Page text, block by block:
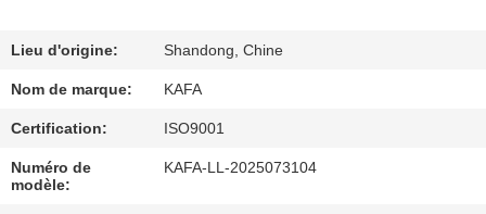
NOUS
VISITE
DE
Lieu d'origine: Shandong, Chine
Nom de marque: KAFA
Certification: ISO9001
Numéro de
modèle:
KAFA-LL-2025073104